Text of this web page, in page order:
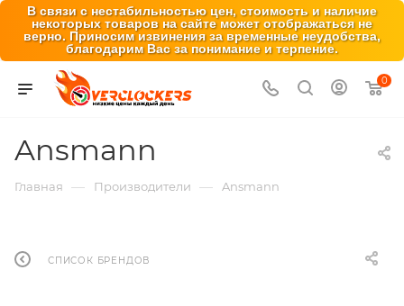
В связи с нестабильностью цен, стоимость и наличие
некоторых товаров на сайте может отображаться не
верно. Приносим извинения за временные неудобства,
благодарим Вас за понимание и терпение.
0
Ansmann
Главная — Производители — Ansmann
СПИСОК БРЕНДОВ